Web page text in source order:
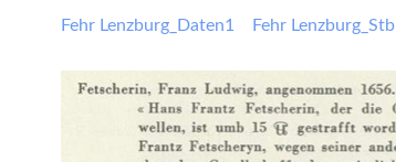
Fehr Lenzburg_Daten1 Fehr Lenzburg_Stb